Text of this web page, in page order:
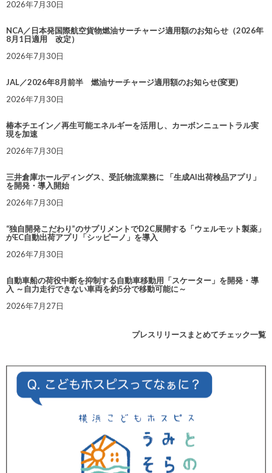
2026年7月30日
NCA／日本発国際航空貨物燃油サーチャージ適用額のお知らせ（2026年
8月1日適用 改定）
2026年7月30日
JAL／2026年8月前半 燃油サーチャージ適用額のお知らせ(変更)
2026年7月30日
椿本チエイン／再生可能エネルギーを活用し、カーボンニュートラル実
現を加速
2026年7月30日
三井倉庫ホールディングス、受託物流業務に 「生成AI出荷検品アプリ」
を開発・導入開始
2026年7月30日
“独自開発こだわり”のサプリメントでD2C展開する「ウェルモット製薬」
がEC自動出荷アプリ「シッピーノ」を導入
2026年7月30日
自動車船の荷役中断を抑制する自動車移動用「スケーター」を開発・導
入 ～自力走行できない車両を約5分で移動可能に～
2026年7月27日
プレスリリースまとめてチェック一覧